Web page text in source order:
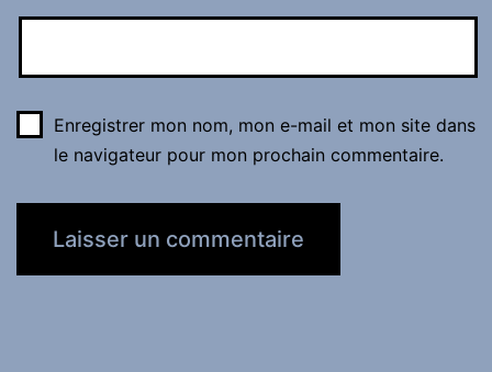
Enregistrer mon nom, mon e-mail et mon site dans
le navigateur pour mon prochain commentaire.